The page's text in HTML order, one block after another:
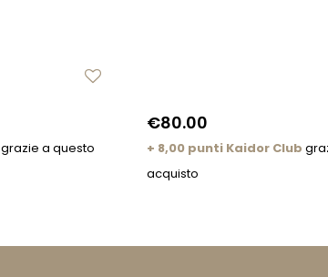
grazie a questo
€80.00
+ 8,00 punti Kaidor Club
acquisto